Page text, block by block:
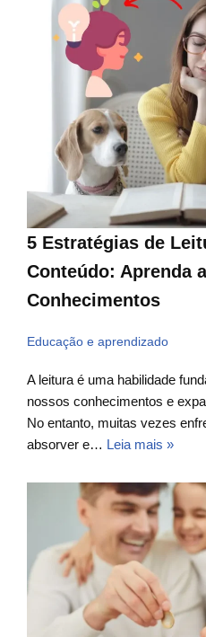
5 Estratégias de
Conteúdo: Aprenda
Conhecimentos
Educação e aprendizado
A leitura é uma habilidade
nossos conhecimentos e
No entanto, muitas vezes
absorver e… Leia mais »